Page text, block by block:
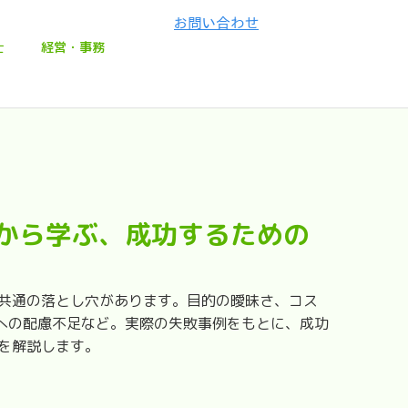
経営・事務
ら学ぶ、成功するための
通の落とし穴があります。目的の曖昧さ、コス
の配慮不足など。実際の失敗事例をもとに、成功
説します。